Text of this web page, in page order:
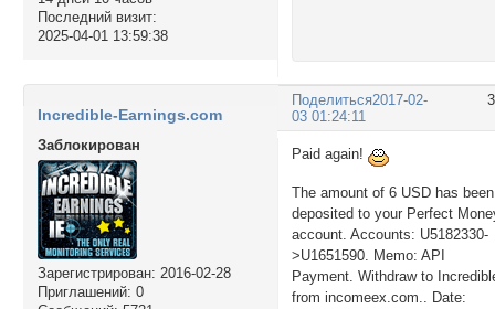
Последний визит:
2025-04-01 13:59:38
Поделиться2017-02-
03 01:24:11
Incredible-Earnings.com
Заблокирован
Зарегистрирован: 2016-02-28
Приглашений: 0
Paid again!
The amount of 6 USD has been
deposited to your Perfect
account. Accounts: U5182330-
>U1651590. Memo: API
Payment. Withdraw to
from incomeex.com.. Date: